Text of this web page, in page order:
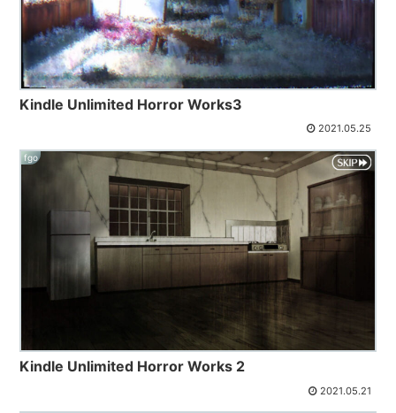
Kindle Unlimited Horror Works3
2021.05.25
fgo
Kindle Unlimited Horror Works 2
2021.05.21